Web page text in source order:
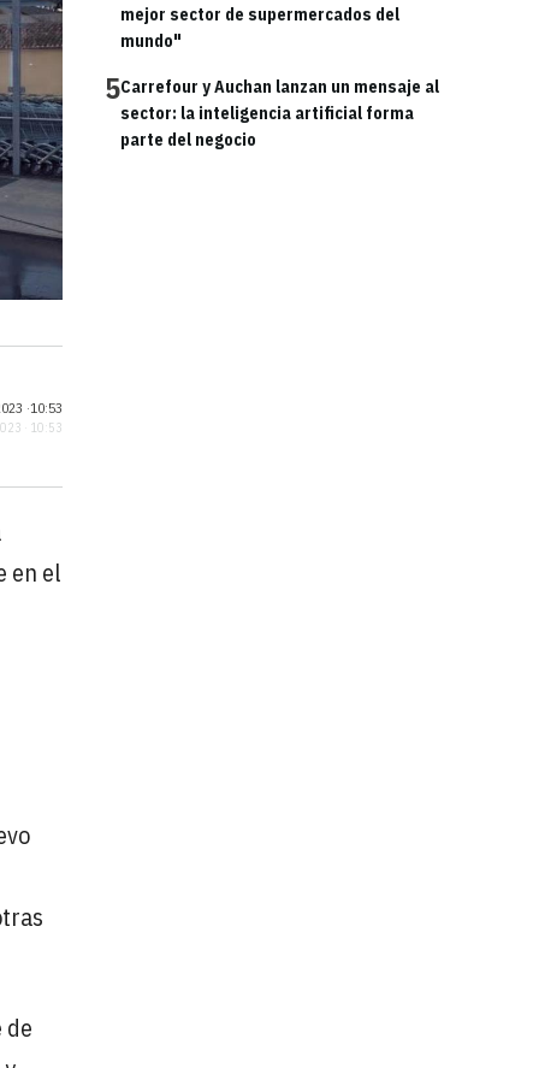
mejor sector de supermercados del
mundo"
5Carrefour y Auchan lanzan un mensaje al
sector: la inteligencia artificial forma
parte del negocio
·10:53
· 10:53
en el
de